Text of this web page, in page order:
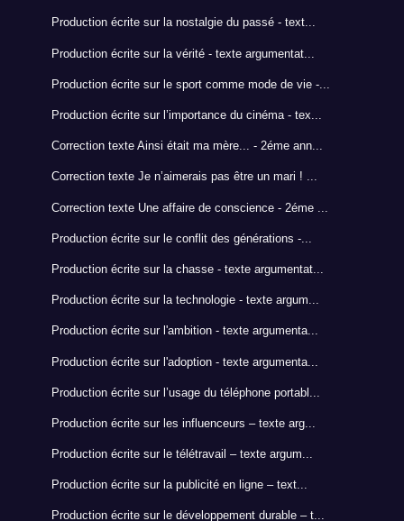
Production écrite sur la nostalgie du passé - text...
Production écrite sur la vérité - texte argumentat...
Production écrite sur le sport comme mode de vie -...
Production écrite sur l’importance du cinéma - tex...
Correction texte Ainsi était ma mère... - 2éme ann...
Correction texte Je n’aimerais pas être un mari ! ...
Correction texte Une affaire de conscience - 2éme ...
Production écrite sur le conflit des générations -...
Production écrite sur la chasse - texte argumentat...
Production écrite sur la technologie - texte argum...
Production écrite sur l'ambition - texte argumenta...
Production écrite sur l'adoption - texte argumenta...
Production écrite sur l’usage du téléphone portabl...
Production écrite sur les influenceurs – texte arg...
Production écrite sur le télétravail – texte argum...
Production écrite sur la publicité en ligne – text...
Production écrite sur le développement durable – t...